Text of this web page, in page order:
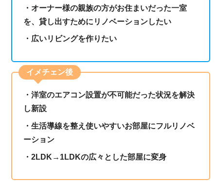
・オーナー様の親族の方がお住まいだった一室
を、貸し出すためにリノベーションしたい
・広いリビングを作りたい
イメチェン後
・洋室のエアコン設置が不可能だった状況を解決
し新設
・生活導線を整え使いやすいお部屋にフルリノベ
ーション
・2LDK→1LDKの広々とした部屋に変身